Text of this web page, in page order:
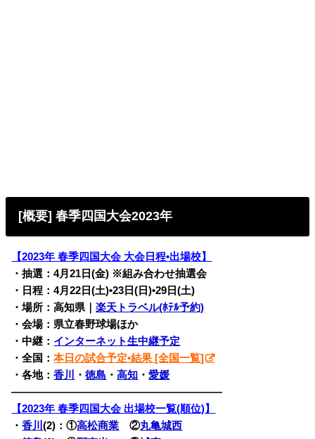
[概要] 春季四国大会2023年
【2023年 春季四国大会 大会日程•出場校】
・抽選：4月21日(金) ※組み合わせ抽選会
・日程：4月22日(土)•23日(日)•29日(土)
・場所：高知県｜楽天トラベル(ﾎﾃﾙ予約)
・会場：県立春野球場ほか
・中継： インターネット生中継予定
・全国：本日の試合予定•結果 [全国一覧]
・各地：香川 ・徳島 ・高知 ・愛媛
————————————————————
【2023年 春季四国大会 出場校一覧(順位)】
・香川(2)：①高松商業 ②丸亀城西